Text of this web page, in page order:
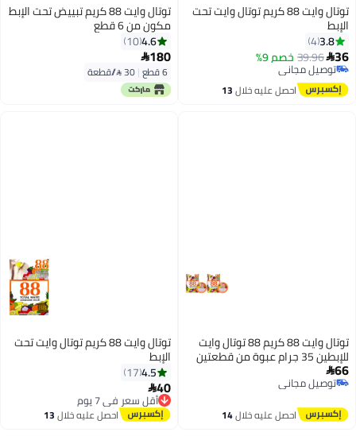
توتال وايت 88 كريم توتال وايت تحت
الإبط
3.8
4
36
39.96خصم 9%
توصيل مجاني
توصيل مجانياحصل عليه خلال13
توتال وايت 88 كريم تبييض تحت الإبط
مكون من 6 قطع
4.6
10
180
6 قطع |30 /⁨/قطعة⁩
توتال وايت 88 كريم 88 توتال وايت
للإبطين 35 جرام عبوة من قطعتين
66
توصيل مجاني
توصيل مجاني
احصل عليه خلال14
توتال وايت 88 كريم توتال وايت تحت
الإبط
4.5
17
40أقل سعر في 7 يوم
توصيل مجاني
أقل سعر في 7 يوماحصل عليه خلال13